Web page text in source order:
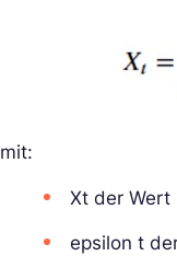
mit:
Xt der Wert
epsilon t